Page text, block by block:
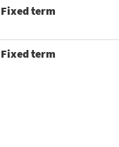
Fixed term
Fixed term